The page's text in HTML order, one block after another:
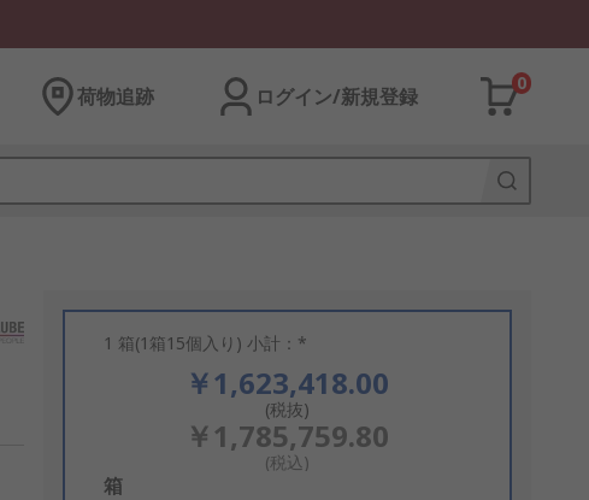
荷物追跡 ログイン/新規登録
0
1 箱(1箱15個入り) 小計：*
￥1,623,418.00
(税抜)
￥1,785,759.80
(税込)
Add
箱